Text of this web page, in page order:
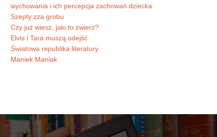
wychowania i ich percepcja zachowań dziecka
Szepty zza grobu
Czy już wiesz, jaki to zwierz?
Elvis i Tara muszą odejść
Światowa republika literatury
Maniek Maniak